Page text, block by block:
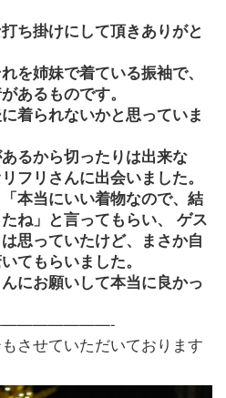
ち掛けにして頂きありがと
を姉妹で着ている振袖で、
あるものです。
着られないかと思っていま
るから切ったりは出来な
フリさんに出会いました。
本当にいい着物なので、結
ね」と言ってもらい、 ゲス
思っていたけど、まさか自
てもらいました。
にお願いして本当に良かっ
もさせていただいております